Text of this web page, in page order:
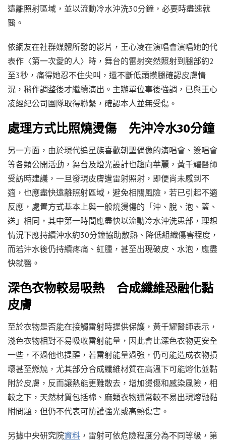
遠離照射區域，並以流動冷水沖洗30分鐘，必要時盡速就
醫。
依網友在社群媒體所發的影片，王心凌在演唱會演唱她的代
表作〈第一次愛的人〉時，舞台的雷射突然照射到腿部約2
至3秒，痛得她忍不住尖叫，還不斷低頭摸腿確認皮膚情
況，稍作調整後才繼續演出。主辦單位事後強調，已與王心
凌經紀公司團隊取得聯繫，確認本人並無受傷。
處理方式比照燒燙傷 先沖冷水30分鐘
另一方面，由於現代追星族喜歡朝聖偶像的演唱會、簽唱會
等各類公開活動，舞台及燈光設計也趨向華麗，黃千耀醫師
受訪時建議，一旦發現皮膚遭雷射照射，即便尚未感到不
適，也應盡快遠離照射區域，避免相關風險，若已引起不適
反應，處置方式基本上與一般燒燙傷的「沖、脫、泡、蓋、
送」相同，其中第一時間應盡快以流動冷水沖洗患部，理想
情況下應持續沖水約30分鐘協助散熱、降低組織傷害程度，
而若沖水後仍持續疼痛、紅腫，甚至出現破皮、水泡，應盡
快就醫。
深色衣物較易吸熱 合成纖維恐融化黏
皮膚
至於衣物是否能在接觸雷射時提供保護，黃千耀醫師表示，
淺色衣物相對不易吸收雷射能量，因此會比深色衣物更安全
一些，不過他也提醒，若雷射能量過強，仍可能造成衣物損
壞甚至燃燒，尤其部分合成纖維材質在高溫下可能熔化並黏
附於皮膚，反而讓熱能更難散去，增加燙傷和感染風險，相
較之下，天然材質包括棉、麻類衣物通常較不易出現熔融黏
附問題，但仍不代表可防護強光或高熱傷害。
另據中央研究院資料 ，雷射可依危險程度分為不同等級，第